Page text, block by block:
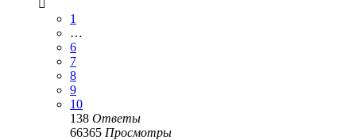
1
…
6
7
8
9
10
138 Ответы
66365 Просмотры